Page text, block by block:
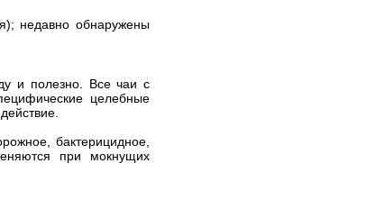
недавно обнаружены
и полезно. Все чаи с
целебные
бактерицидное,
при мокнущих